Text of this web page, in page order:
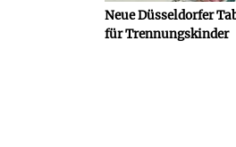
Neue Düsseldorfer
für Trennungskinder